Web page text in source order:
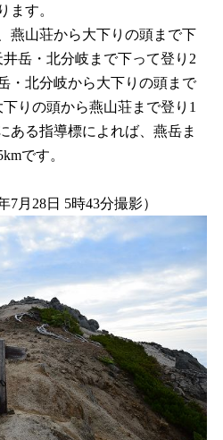
ます。
燕山荘から大下りの頭まで下
岳・北分岐まで下って登り2
・北分岐から大下りの頭まで
りの頭から燕山荘まで登り1
ある指導標によれば、燕岳ま
です。
7月28日 5時43分撮影）